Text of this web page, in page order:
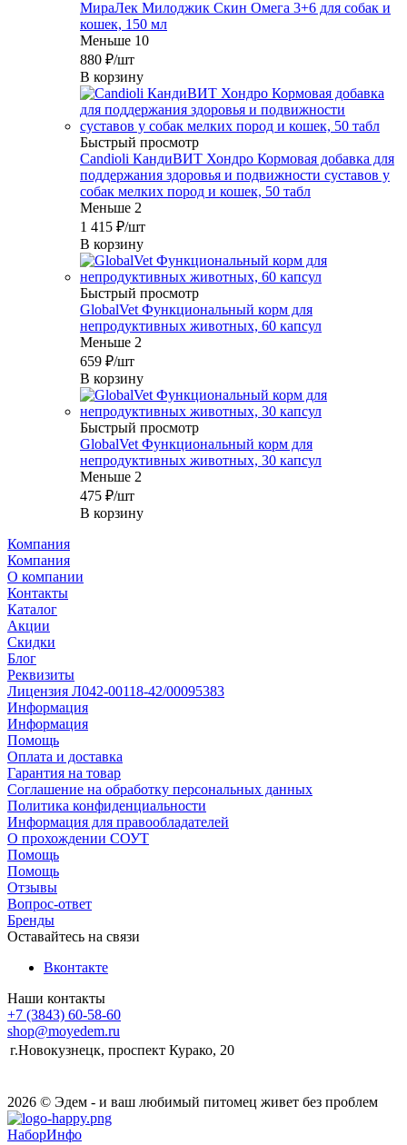
МираЛек Милоджик Скин Омега 3+6 для собак и
кошек, 150 мл
Меньше 10
880 ₽/шт
В корзину
Быстрый просмотр
Candioli КандиВИТ Хондро Кормовая добавка для
поддержания здоровья и подвижности суставов у
собак мелких пород и кошек, 50 табл
Меньше 2
1 415 ₽/шт
В корзину
Быстрый просмотр
GlobalVet Функциональный корм для
непродуктивных животных, 60 капсул
Меньше 2
659 ₽/шт
В корзину
Быстрый просмотр
GlobalVet Функциональный корм для
непродуктивных животных, 30 капсул
Меньше 2
475 ₽/шт
В корзину
Компания
Компания
О компании
Контакты
Каталог
Акции
Скидки
Блог
Реквизиты
Лицензия Л042-00118-42/00095383
Информация
Информация
Помощь
Оплата и доставка
Гарантия на товар
Соглашение на обработку персональных данных
Политика конфиденциальности
Информация для правообладателей
О прохождении СОУТ
Помощь
Помощь
Отзывы
Вопрос-ответ
Бренды
Оставайтесь на связи
Вконтакте
Наши контакты
+7 (3843) 60-58-60
shop@moyedem.ru
г.Новокузнецк, проспект Курако, 20
2026 © Эдем - и ваш любимый питомец живет без проблем
НаборИнфо